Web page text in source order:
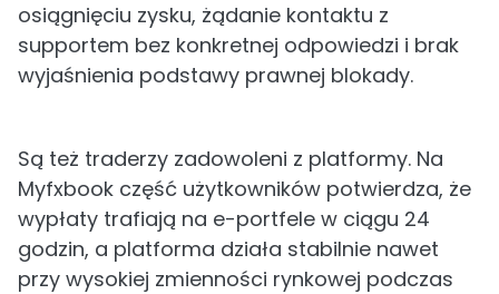
osiągnięciu zysku, żądanie kontaktu z
supportem bez konkretnej odpowiedzi i brak
wyjaśnienia podstawy prawnej blokady.
Są też traderzy zadowoleni z platformy. Na
Myfxbook część użytkowników potwierdza, że
wypłaty trafiają na e-portfele w ciągu 24
godzin, a platforma działa stabilnie nawet
przy wysokiej zmienności rynkowej podczas